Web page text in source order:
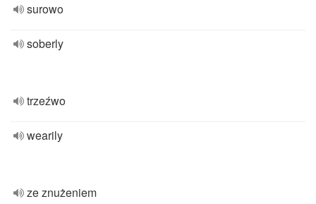
surowo
soberly
trzeźwo
wearily
ze znużeniem